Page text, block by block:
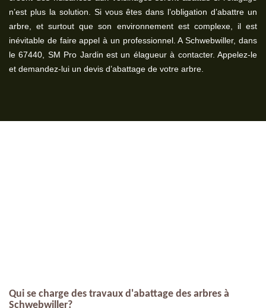
n’est plus la solution. Si vous êtes dans l’obligation d’abattre un
arbre, et surtout que son environnement est complexe, il est
inévitable de faire appel à un professionnel. A Schwebwiller, dans
le 67440, SM Pro Jardin est un élagueur à contacter. Appelez-le
et demandez-lui un devis d’abattage de votre arbre.
Qui se charge des travaux d'abattage des arbres à
Schwebwiller?